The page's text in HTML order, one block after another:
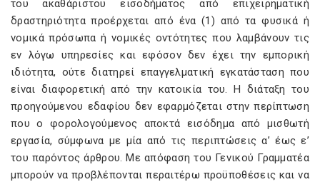
του ακαθάριστου εισοδήματος από επιχειρηματική
δραστηριότητα προέρχεται από ένα (1) από τα φυσικά ή
νομικά πρόσωπα ή νομικές οντότητες που λαμβάνουν τις
εν λόγω υπηρεσίες και εφόσον δεν έχει την εμπορική
ιδιότητα, ούτε διατηρεί επαγγελματική εγκατάσταση που
είναι διαφορετική από την κατοικία του. Η διάταξη του
προηγούμενου εδαφίου δεν εφαρμόζεται στην περίπτωση
που ο φορολογούμενος αποκτά εισόδημα από μισθωτή
εργασία, σύμφωνα με μία από τις περιπτώσεις α’ έως ε’
του παρόντος άρθρου. Με απόφαση του Γενικού Γραμματέα
μπορούν να προβλέπονται περαιτέρω προϋποθέσεις και να